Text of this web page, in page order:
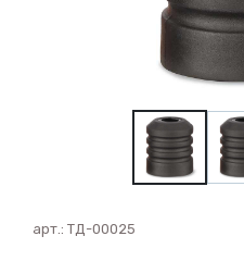
арт.: ТД-00025